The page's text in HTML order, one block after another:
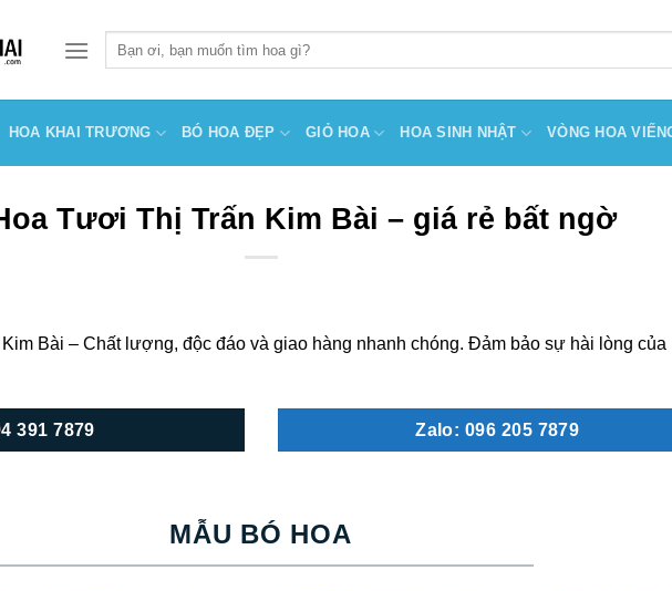
kiếm:
HOA KHAI TRƯƠNG BÓ HOA ĐẸP GIỎ HOA HOA SINH NHẬT VÒNG HOA
Tươi Thị Trấn Kim Bài – giá rẻ bất ngờ
Bài – Chất lượng, độc đáo và giao hàng nhanh chóng. Đảm bảo sự hài lòng của
391 7879 Zalo: 096 205 7879
MẪU BÓ HOA